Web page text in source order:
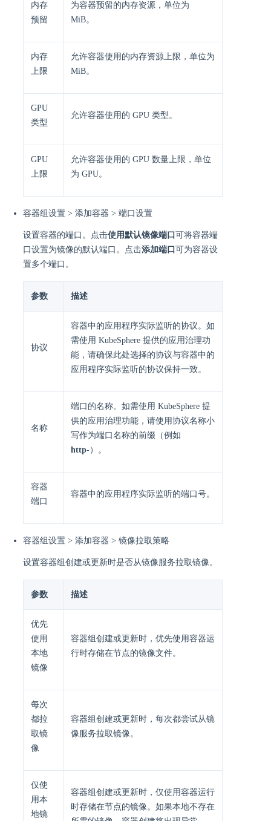
内存
预留
为容器预留的内存资源，单位为
MiB。
内存
上限
允许容器使用的内存资源上限，单位为
MiB。
GPU
类型
允许容器使用的 GPU 类型。
GPU
上限
允许容器使用的 GPU 数量上限，单位
为 GPU。
容器组设置 > 添加容器 > 端口设置
设置容器的端口。点击使用默认镜像端口 可将容器端
口设置为镜像的默认端口。点击添加端口 可为容器设
置多个端口。
参数 描述
协议
容器中的应用程序实际监听的协议。如
需使用 KubeSphere 提供的应用治理功
能，请确保此处选择的协议与容器中的
应用程序实际监听的协议保持一致。
名称
端口的名称。如需使用 KubeSphere 提
供的应用治理功能，请使用协议名称小
写作为端口名称的前缀（例如
http-）。
容器
端口
容器中的应用程序实际监听的端口号。
容器组设置 > 添加容器 > 镜像拉取策略
设置容器组创建或更新时是否从镜像服务拉取镜像。
参数 描述
优先
使用
本地
镜像
容器组创建或更新时，优先使用容器运
行时存储在节点的镜像文件。
每次
都拉
取镜
像
容器组创建或更新时，每次都尝试从镜
像服务拉取镜像。
仅使
用本
地镜
容器组创建或更新时，仅使用容器运行
时存储在节点的镜像。如果本地不存在